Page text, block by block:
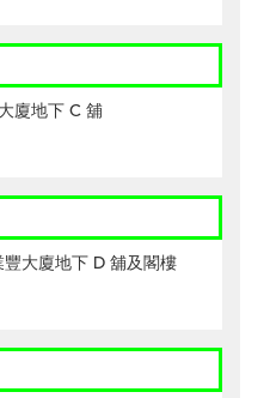
廈地下 C 舖
大廈地下 D 舖及閣樓